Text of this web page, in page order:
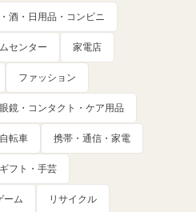
酒・日用品・コンビニ
センター 家電店
ファッション
眼鏡・コンタクト・ケア用品
転車 携帯・通信・家電
フト・手芸
ーム リサイクル